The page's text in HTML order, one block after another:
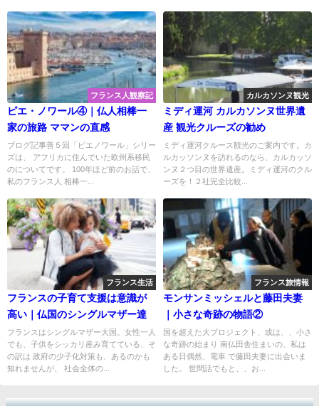
フランス人観察記
ピエ・ノワール④｜仏人相棒一
家の旅路 ママンの直感
ブログ記事善５回「ピエノワール」シリー
ズは、 アフリカに住んでいた欧州系移民
のについてです。 100年ほど前のお話で、
私のフランス人 相棒一...
カルカソンヌ観光
ミディ運河 カルカソンヌ世界遺
産 観光クルーズの勧め
ミディ運河クルース観光のご案内です。カ
ルカッソンヌを訪れるのなら、カルカッソ
ンヌ２つ目の世界遺産。ミディ運河のクル
ーズを！２社完全比較...
フランス生活
フランスの子育て支援は意識が
高い｜仏国のシングルマザー達
フランスはシングルマザー大国。女性一人
でも、子供をシッカリ産み育てている、そ
の訳は 政府の少子化対策も、あるのかも
知れませんが、 社会全体の...
フランス旅情報
モンサンミッシェルと藤田夫妻
｜小さな奇跡の物語②
国を超えた大プロジェクト、或は、、小さ
な奇跡の始まり 南仏田舎住まいの、私は
ある日偶然、電車 で藤田夫妻に出会いま
した。 世間話でもと、、お...